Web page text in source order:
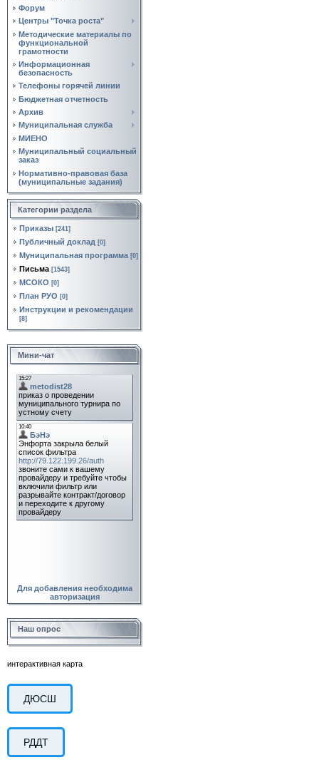
Форум
Центры "Точка роста"
Методические материалы по
функциональной
грамотности
Информационная
безопасность
Телефоны горячей линии
Бюджетная отчетность
Архив
Муниципальная служба
МИЕНО
Муниципальный социальный
заказ
Нормативно‑правовая база
(муниципальные задания)
Категории раздела
Приказы [241]
Публичный доклад [0]
Муниципальная программа [0]
Письма [1543]
МСОКО [0]
План РУО [0]
Инструкции и рекомендации
[8]
Мини-чат
Для добавления необходима
авторизация
Наш опрос
интерактивная карта
ДЮСШ
РДДТ